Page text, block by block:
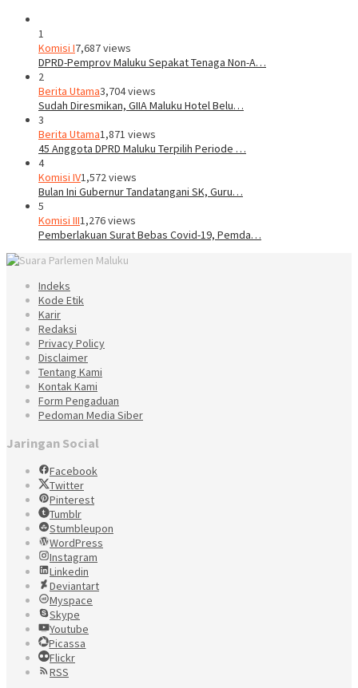
1
Komisi I7,687 views
DPRD-Pemprov Maluku Sepakat Tenaga Non-A…
2
Berita Utama3,704 views
Sudah Diresmikan, GIIA Maluku Hotel Belu…
3
Berita Utama1,871 views
45 Anggota DPRD Maluku Terpilih Periode …
4
Komisi IV1,572 views
Bulan Ini Gubernur Tandatangani SK, Guru…
5
Komisi III1,276 views
Pemberlakuan Surat Bebas Covid-19, Pemda…
Indeks
Kode Etik
Karir
Redaksi
Privacy Policy
Disclaimer
Tentang Kami
Kontak Kami
Form Pengaduan
Pedoman Media Siber
Jaringan Social
Facebook
Twitter
Pinterest
Tumblr
Stumbleupon
WordPress
Instagram
Linkedin
Deviantart
Myspace
Skype
Youtube
Picassa
Flickr
RSS